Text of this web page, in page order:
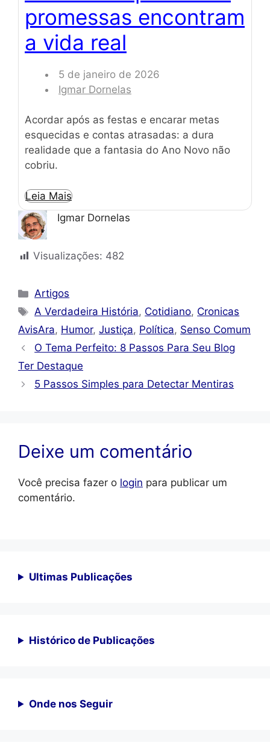
promessas encontram
a vida real
5 de janeiro de 2026
Igmar Dornelas
Acordar após as festas e encarar metas
esquecidas e contas atrasadas: a dura
realidade que a fantasia do Ano Novo não
cobriu.
Leia Mais
Igmar Dornelas
Visualizações: 482
Categorias
Artigos
Tags
A Verdadeira História, Cotidiano, Cronicas
AvisAra, Humor, Justiça, Política, Senso Comum
O Tema Perfeito: 8 Passos Para Seu Blog
Ter Destaque
5 Passos Simples para Detectar Mentiras
Deixe um comentário
Você precisa fazer o login para publicar um
comentário.
Ultimas Publicações
Histórico de Publicações
Onde nos Seguir